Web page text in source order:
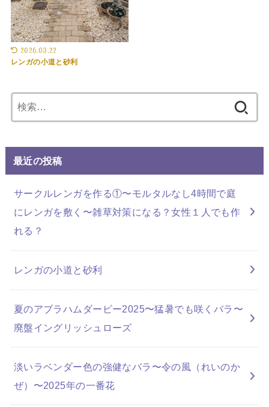
2026.03.22
レンガの小道と砂利
索:
最近の投稿
サークルレンガを作る①〜モルタルなし4時間で庭
にレンガを敷く〜雑草対策になる？女性１人でも作
れる？
レンガの小道と砂利
夏のアブラハムダービー2025〜猛暑でも咲くバラ〜
廃盤イングリッシュローズ
淡いラベンダー色の強健なバラ〜令の風（れいのか
ぜ）〜2025年の一番花